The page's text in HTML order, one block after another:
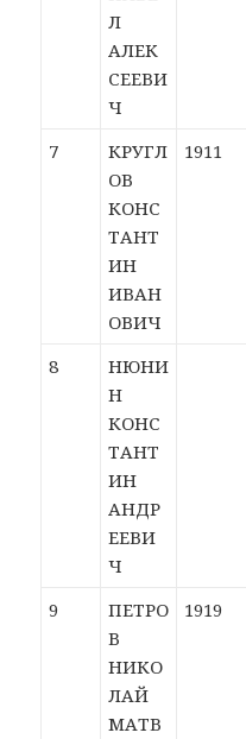
Л
АЛЕК
СЕЕВИ
Ч
7
КРУГЛ
ОВ
КОНС
ТАНТ
ИН
ИВАН
ОВИЧ
1911
8
НЮНИ
Н
КОНС
ТАНТ
ИН
АНДР
ЕЕВИ
Ч
9
ПЕТРО
В
НИКО
ЛАЙ
МАТВ
1919